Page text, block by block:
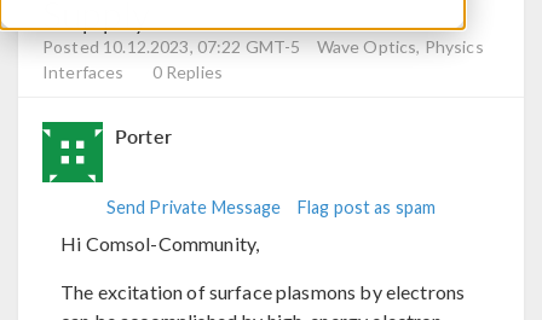
Posted 10.12.2023, 07:22 GMT-5
Wave Optics, Physics
Interfaces
0 Replies
Porter
Send Private Message Flag post as spam
Hi Comsol-Community,
The excitation of surface plasmons by electrons